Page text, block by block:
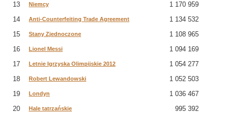
13
Niemcy
1 170 959
14
Anti-Counterfeiting Trade Agreement
1 134 532
15
Stany Zjednoczone
1 108 965
16
Lionel Messi
1 094 169
17
Letnie Igrzyska Olimpijskie 2012
1 054 277
18
Robert Lewandowski
1 052 503
19
Londyn
1 036 467
20
Hale tatrzańskie
995 392